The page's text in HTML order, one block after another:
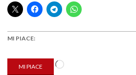
MI PIACE:
MI PIACE
Caricamento